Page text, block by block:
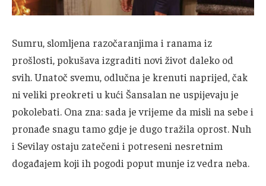
Sumru, slomljena razočaranjima i ranama iz
prošlosti, pokušava izgraditi novi život daleko od
svih. Unatoč svemu, odlučna je krenuti naprijed, čak
ni veliki preokreti u kući Šansalan ne uspijevaju je
pokolebati. Ona zna: sada je vrijeme da misli na sebe i
pronađe snagu tamo gdje je dugo tražila oprost. Nuh
i Sevilay ostaju zatečeni i potreseni nesretnim
događajem koji ih pogodi poput munje iz vedra neba.